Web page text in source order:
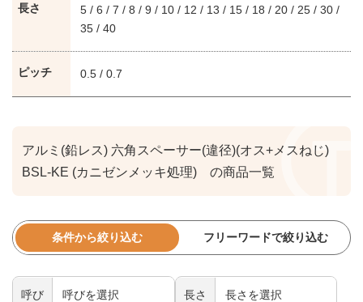
長さ
5 / 6 / 7 / 8 / 9 / 10 / 12 / 13 / 15 / 18 / 20 / 25 / 30 /
35 / 40
ピッチ 0.5 / 0.7
アルミ(鉛レス) 六角スペーサー(違径)(オス+メスねじ)
BSL-KE (カニゼンメッキ処理) の商品一覧
条件から絞り込む フリーワードで絞り込む
呼び 長さ